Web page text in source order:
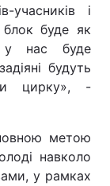
учасників і
блок буде як
у нас буде
будуть
цирку», -
метою
навколо
у рамках